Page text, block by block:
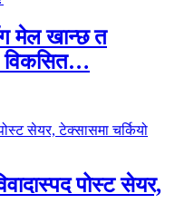
मेल खान्छ त
विकसित…
पोस्ट सेयर,